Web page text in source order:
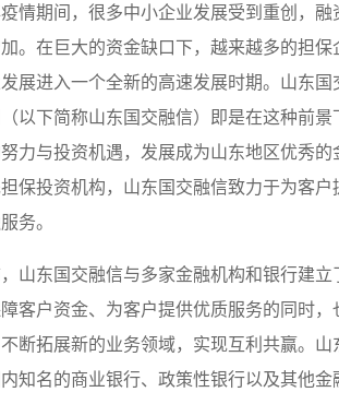
情期间，很多中小企业发展受到重创，
。在巨大的资金缺口下，越来越多的担保
展进入一个全新的高速发展时期。山东国
以下简称山东国交融信）即是在这种前景
力与投资机遇，发展成为山东地区优秀的
保投资机构，山东国交融信致力于为客户
务。
，山东国交融信与多家金融机构和银行建
客户资金、为客户提供优质服务的同时
断拓展新的业务领域，实现互利共赢。山
知名的商业银行、政策性银行以及其他金